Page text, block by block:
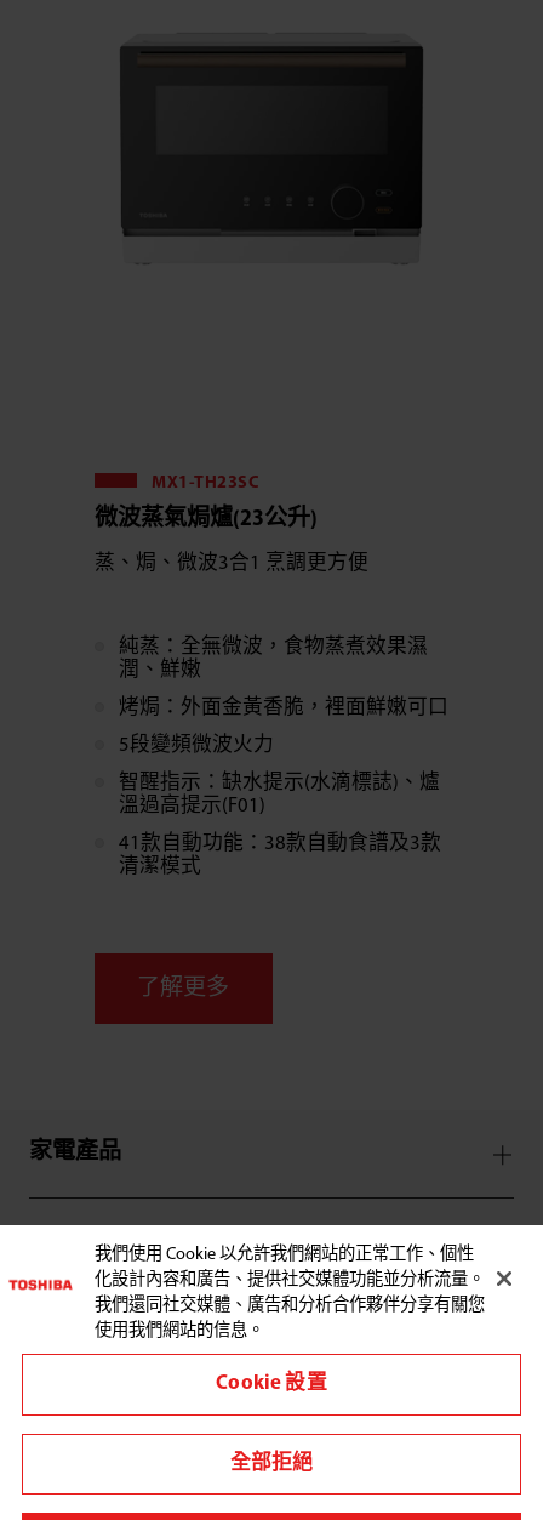
MX1-TH23SC
微波蒸氣焗爐(23公升)
蒸、焗、微波3合1 烹調更方便
純蒸：全無微波，食物蒸煮效果濕
潤、鮮嫩
烤焗：外面金黃香脆，裡面鮮嫩可口
5段變頻微波火力
智醒指示：缺水提示(水滴標誌)、爐
溫過高提示(F01)
41款自動功能：38款自動食譜及3款
清潔模式
了解更多
家電產品
服務支援
與東芝聯繫:
我們使用 Cookie 以允許我們網站的正常工作、個性
化設計內容和廣告、提供社交媒體功能並分析流量。
我們還同社交媒體、廣告和分析合作夥伴分享有關您
使用我們網站的信息。
Cookie 設置
全部拒絕